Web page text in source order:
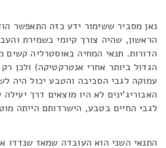
נאן מסביר ששימור ידע כזה התאפשר
הראשון, שהיה צורך קיומי בשמירת
הדורות. תנאי המחיה באוסטרליה קשים
הגדול ביותר אחרי אנטרקטיקה) ולכן
עמוקה לגבי הסביבה והטבע יכול היה
האבוריג'ינים לא היו מוצאים דרך
לגבי החיים בטבע, הישרדותם הייתה
התנאי השני הוא העובדה שמאז שנדדו